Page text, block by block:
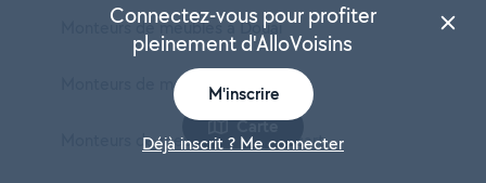
Monteurs de meubles à Douai
Monteurs de meubles à Wattrelos
Monteurs de meubles à Lambersart
Carte
Connectez-vous pour profiter
pleinement d'AlloVoisins
M'inscrire
Déjà inscrit ? Me connecter